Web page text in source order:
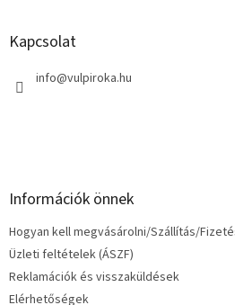
Kapcsolat
info@vulpiroka.hu
Információk önnek
Hogyan kell megvásárolni/Szállítás/
Üzleti feltételek (ÁSZF)
Reklamációk és visszaküldések
Elérhetőségek